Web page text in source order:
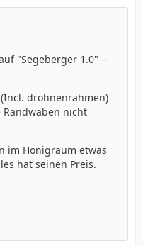
"Segeberger 1.0" --
drohnenrahmen)
nicht
im Honigraum etwas
hat seinen Preis.